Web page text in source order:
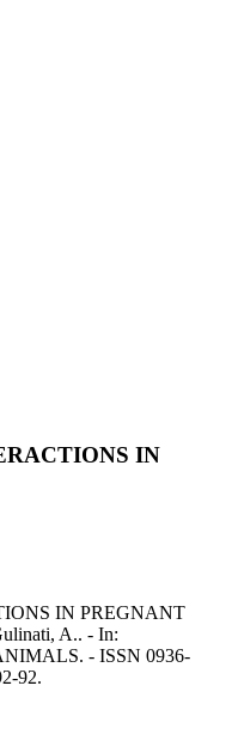
IN
IN PREGNANT
A.. - In:
- ISSN 0936-
92.